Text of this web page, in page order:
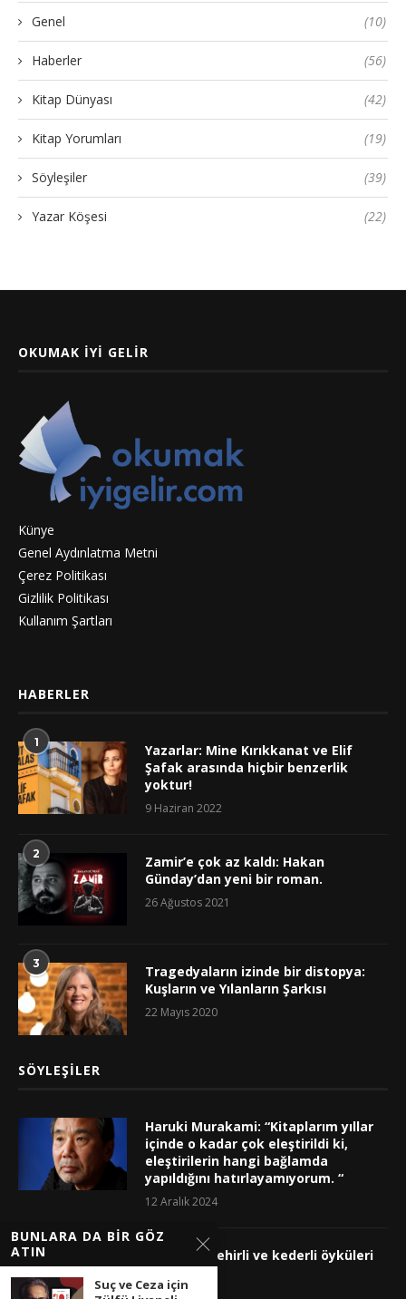
Genel (10)
Haberler (56)
Kitap Dünyası (42)
Kitap Yorumları (19)
Söyleşiler (39)
Yazar Köşesi (22)
OKUMAK İYI GELIR
Künye
Genel Aydınlatma Metni
Çerez Politikası
Gizlilik Politikası
Kullanım Şartları
HABERLER
1
Yazarlar: Mine Kırıkkanat ve Elif
Şafak arasında hiçbir benzerlik
yoktur!
9 Haziran 2022
2
Zamir’e çok az kaldı: Hakan
Günday’dan yeni bir roman.
26 Ağustos 2021
3
Tragedyaların izinde bir distopya:
Kuşların ve Yılanların Şarkısı
22 Mayıs 2020
SÖYLEŞILER
Haruki Murakami: “Kitaplarım yıllar
içinde o kadar çok eleştirildi ki,
eleştirilerin hangi bağlamda
yapıldığını hatırlayamıyorum. “
12 Aralık 2024
İplikçi’nin şehirli ve kederli öyküleri
2 Ekim 2023
BUNLARA DA BIR GÖZ
ATIN
Suç ve Ceza için